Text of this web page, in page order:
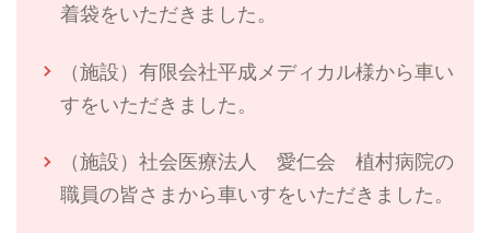
着袋をいただきました。
（施設）有限会社平成メディカル様から車い
すをいただきました。
（施設）社会医療法人 愛仁会 植村病院の
職員の皆さまから車いすをいただきました。